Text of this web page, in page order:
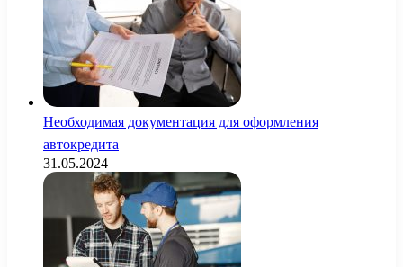
Необходимая документация для оформления
автокредита
31.05.2024